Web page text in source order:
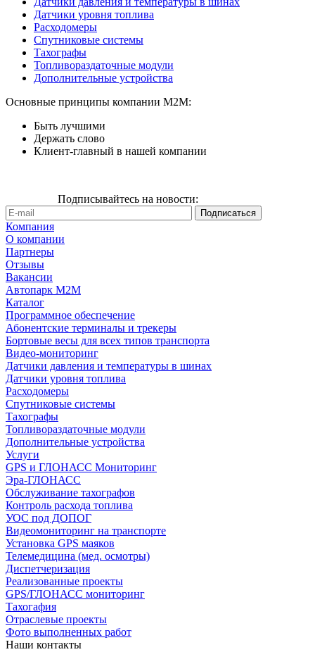
Датчики уровня топлива
Расходомеры
Спутниковые системы
Тахографы
Топливораздаточные модули
Дополнительные устройства
Основные принципы компании М2М:
Быть лучшими
Держать слово
Клиент-главный в нашей компании
Подписывайтесь на новости:
Компания
О компании
Партнеры
Отзывы
Вакансии
Автопарк М2М
Каталог
Программное обеспечение
Абонентские терминалы и трекеры
Бортовые весы для всех типов транспорта
Видео-мониторинг
Датчики давления и температуры в шинах
Датчики уровня топлива
Расходомеры
Спутниковые системы
Тахографы
Топливораздаточные модули
Дополнительные устройства
Услуги
GPS и ГЛОНАСС Мониторинг
Эра-ГЛОНАСС
Обслуживание тахографов
Контроль расхода топлива
УОС под ДОПОГ
Видеомониторинг на транспорте
Установка GPS маяков
Телемедицина (мед. осмотры)
Диспетчеризация
Реализованные проекты
GPS/ГЛОНАСС мониторинг
Тахогафия
Отраслевые проекты
Фото выполненных работ
Наши контакты